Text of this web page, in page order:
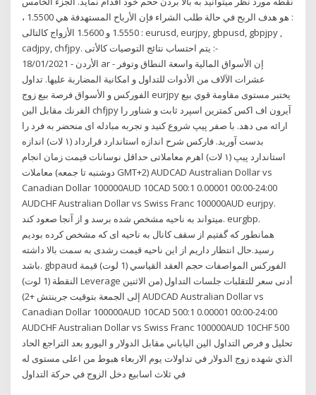
: هو هدف الربح في حالة طلب الشراء فإن الأرباح المستهدفة هي 1.5500 ،
1.5550 و 1.5600 الأزواج كالتالى : eurusd, eurjpy, gbpusd, gbpjpy ,
cadjpy, chfjpy. يتم احتساب نتائج التوصيات كالأتى :-
18/01/2021 - الأردن ar - إن الأسواق المالية واسعة النطاق وتوفر
عشرات الآلاف من الأدوات للتداول و امكانية المضاربة عليها. تداول
الفوركس و الأسواق فرصة بيع زوج eurjpy يختبر مستوى مقاومة قوي بيع
الفرنك مقابل الين chfjpy آیرون اف اکس کمترین اسپرد ثابت و شناور را
ارائه می دهد. با صفر پیپ شروع کنید و تجربه مبادله ای منحضر به فرد را
بدست آورید. فارکس شرح اندازه استاندارد قرارداد (۱ لات) اندازه
استاندارد پیپ (۱ لات) اهرم معاملاتی حداقل نوسانات قیمت زمان انجام
معاملات (دوشنبه تا جمعه GMT+2) AUDCAD Australian Dollar vs
Canadian Dollar 100000AUD 10CAD 500:1 0.00001 00:00-24:00
AUDCHF Australian Dollar vs Swiss Franc 100000AUD eurjpy.
میتواند به ناحیه مشخص شده برسد و از آنجا صعود کند. eurgbp.
همانطور که گفتیم از سقف کانال به ناحیه ای که مشخص کرده بودیم
رسید.حال انتظار داریم از این ناحیه قیمت رشدی به سمت بالا داشته
باشد. gbpaud الفوركس المواصفات حجم العقد القياسي (1 لوت) قيمة
النقطة (1 لوت) Leverage أدنى سعر للتقلبات جلسات التداول (من الاثنين
إلى الجمعة بتوقيت جرينتش +2) AUDCAD Australian Dollar vs
Canadian Dollar 100000AUD 10CAD 500:1 0.00001 00:00-24:00
AUDCHF Australian Dollar vs Swiss Franc 100000AUD 10CHF 500
تحليل و فرص التداول الين الياباني مقابل الدولار و اليورو بعد التراجع الحاد
الذي شهده زوج الدولار في تداولات يوم الاربعاء هبوط من اعلى مستوى له
في ثلاث اسابيع دخل الزوج في حركة التداول